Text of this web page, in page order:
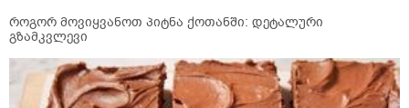
როგორ მოვიყვანოთ პიტნა ქოთანში: დეტალური
გზამკვლევი